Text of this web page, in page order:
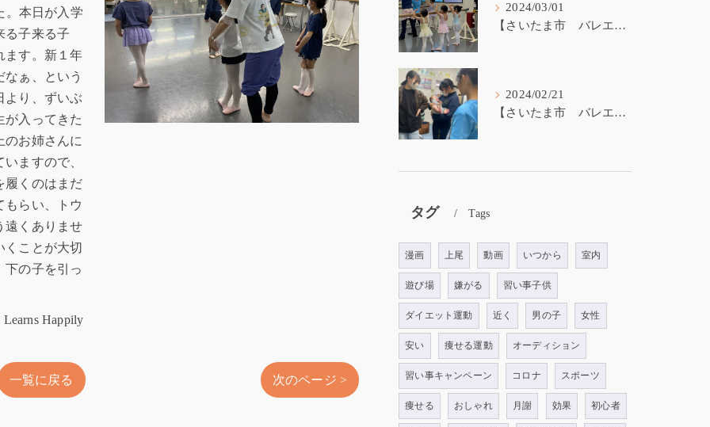
。本日が入学
る子来る子
ます。新１年
ぁ、という
より、ずいぶ
が入ってきた
のお姉さんに
ますので、
履くのはまだ
もらい、トウ
遠くありませ
くことが大切
下の子を引っ
Learns Happily
一覧に戻る 次のページ >
2024/03/01
【さいたま市 バレエ教室】3歳から始めるバレエ
2024/02/21
【さいたま市 バレエ教室】バレエ講師の子育て
タグ Tags
漫画 上尾 動画 いつから 室内
遊び場 嫌がる 習い事子供
ダイエット運動 近く 男の子 女性
安い 痩せる運動 オーディション
習い事キャンペーン コロナ スポーツ
痩せる おしゃれ 月謝 効果 初心者